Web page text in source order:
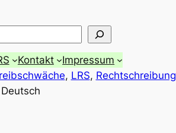
Kontakt
Impressum
, LRS, Rechtschreibung